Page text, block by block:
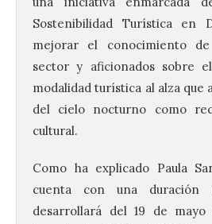
Sostenibilidad Turística en
mejorar el conocimiento
sector y aficionados sobre
modalidad turística al alza que
del cielo nocturno como
cultural.
Como ha explicado Paula
cuenta con una
desarrollará del 19 de